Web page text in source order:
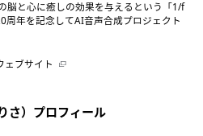
脳と心に癒しの効果を与えるという「1/f
周年を記念してAI音声合成プロジェクト
ェブサイト
さ）プロフィール